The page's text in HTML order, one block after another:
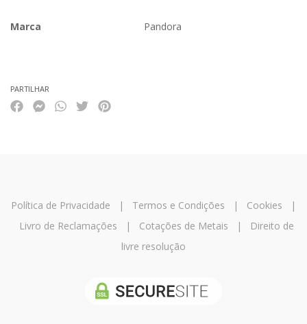
Marca
Pandora
PARTILHAR
Política de Privacidade | Termos e Condições | Cookies |
Livro de Reclamações | Cotações de Metais |
Direito de
livre resolução